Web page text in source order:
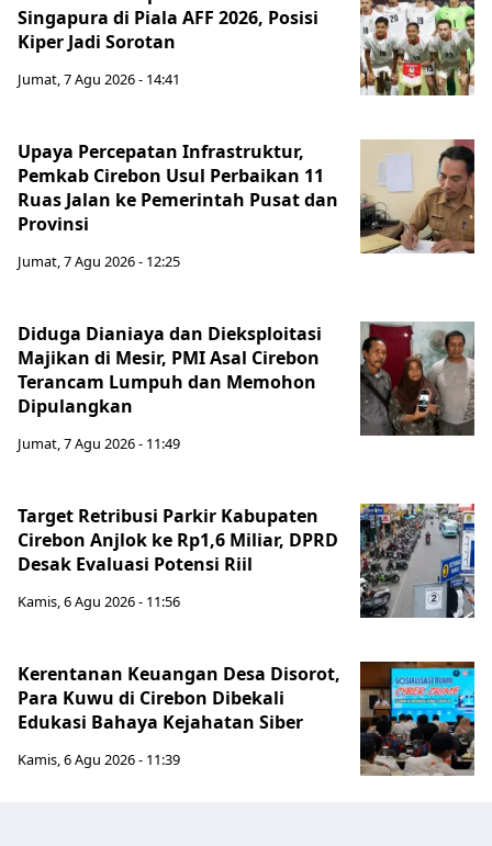
Singapura di Piala AFF 2026, Posisi
Kiper Jadi Sorotan
Jumat, 7 Agu 2026 - 14:41
Upaya Percepatan Infrastruktur,
Pemkab Cirebon Usul Perbaikan 11
Ruas Jalan ke Pemerintah Pusat dan
Provinsi
Jumat, 7 Agu 2026 - 12:25
Diduga Dianiaya dan Dieksploitasi
Majikan di Mesir, PMI Asal Cirebon
Terancam Lumpuh dan Memohon
Dipulangkan
Jumat, 7 Agu 2026 - 11:49
Target Retribusi Parkir Kabupaten
Cirebon Anjlok ke Rp1,6 Miliar, DPRD
Desak Evaluasi Potensi Riil
Kamis, 6 Agu 2026 - 11:56
Kerentanan Keuangan Desa Disorot,
Para Kuwu di Cirebon Dibekali
Edukasi Bahaya Kejahatan Siber
Kamis, 6 Agu 2026 - 11:39